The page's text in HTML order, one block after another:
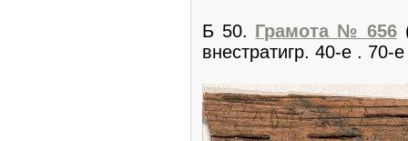
Б 50. Грамота № 656
внестратигр. 40-е . 70-